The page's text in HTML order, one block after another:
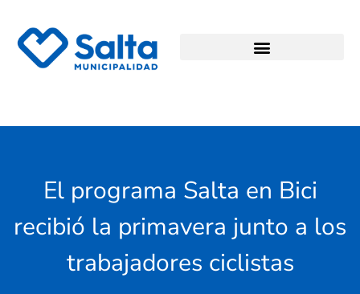
El programa Salta en Bici
recibió la primavera junto a los
trabajadores ciclistas